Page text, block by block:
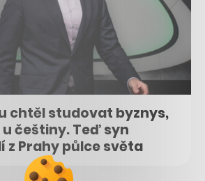
chtěl studovat byznys,
češtiny. Teď syn
z Prahy půlce světa